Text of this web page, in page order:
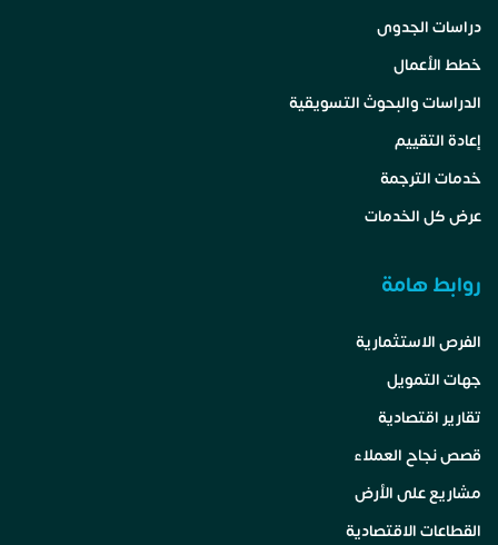
دراسات الجدوى
خطط الأعمال
الدراسات والبحوث التسويقية
إعادة التقييم
خدمات الترجمة
عرض كل الخدمات
روابط هامة
الفرص الاستثمارية
جهات التمويل
تقارير اقتصادية
قصص نجاح العملاء
مشاريع على الأرض
القطاعات الاقتصادية